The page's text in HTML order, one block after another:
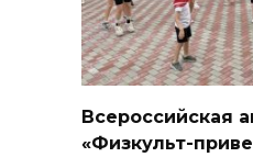
Всероссийская
«Физкульт-